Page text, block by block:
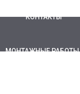
КОНТАКТЫ
МОНТАЖНЫЕ